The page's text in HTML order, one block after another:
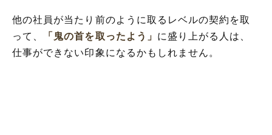
他の社員が当たり前のように取るレベルの契約を取
って、
「鬼の首を取ったよう」 に盛り上がる人は、
仕事ができない印象になるかもしれません。